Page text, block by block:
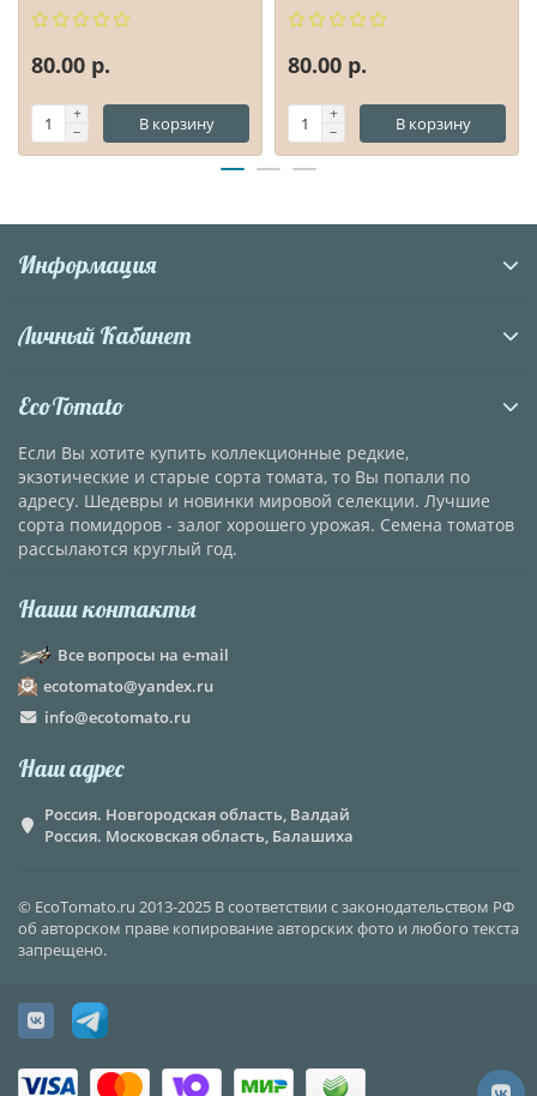
80.00 р.
В корзину
80.00 р.
В корзину
Информация
Личный Кабинет
EcoTomato
Если Вы хотите купить коллекционные редкие,
экзотические и старые сорта томата, то Вы попали по
адресу. Шедевры и новинки мировой селекции. Лучшие
сорта помидоров - залог хорошего урожая. Семена томатов
рассылаются круглый год.
Наши контакты
Все вопросы на e-mail
ecotomato@yandex.ru
info@ecotomato.ru
Наш адрес
Россия. Новгородская область, Валдай
Россия. Московская область, Балашиха
© EcoTomato.ru 2013-2025 В соответствии с законодательством РФ
об авторском праве копирование авторских фото и любого текста
запрещено.